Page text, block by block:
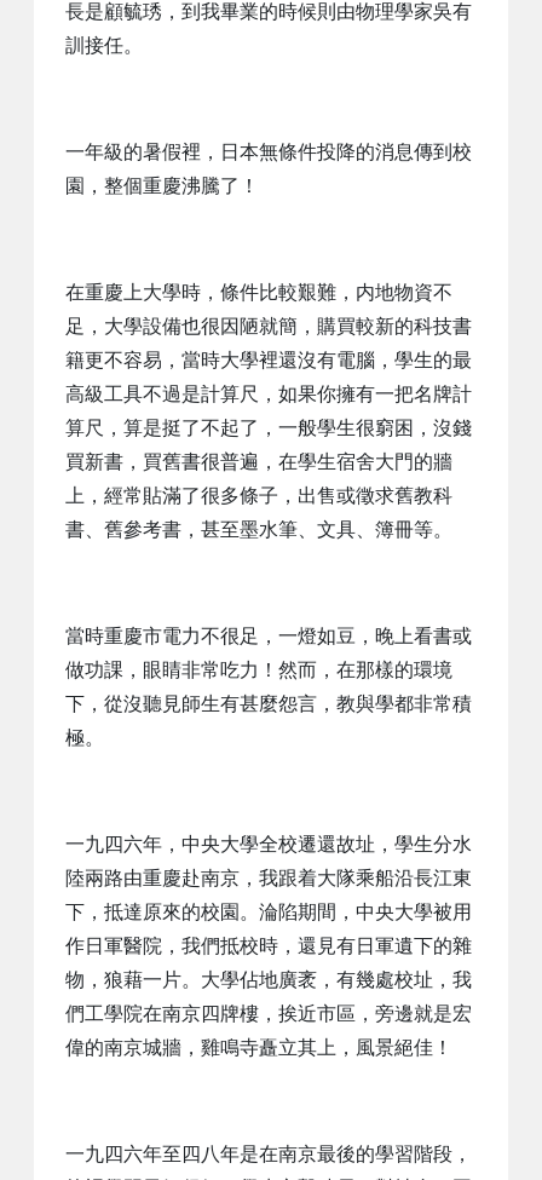
長是顧毓琇，到我畢業的時候則由物理學家吳有
訓接任。
一年級的暑假裡，日本無條件投降的消息傳到校
園，整個重慶沸騰了！
在重慶上大學時，條件比較艱難，内地物資不
足，大學設備也很因陋就簡，購買較新的科技書
籍更不容易，當時大學裡還沒有電腦，學生的最
高級工具不過是計算尺，如果你擁有一把名牌計
算尺，算是挺了不起了，一般學生很窮困，沒錢
買新書，買舊書很普遍，在學生宿舍大門的牆
上，經常貼滿了很多條子，出售或徵求舊教科
書、舊參考書，甚至墨水筆、文具、簿冊等。
當時重慶市電力不很足，一燈如豆，晚上看書或
做功課，眼睛非常吃力！然而，在那樣的環境
下，從沒聽見師生有甚麼怨言，教與學都非常積
極。
一九四六年，中央大學全校遷還故址，學生分水
陸兩路由重慶赴南京，我跟着大隊乘船沿長江東
下，抵達原來的校園。淪陷期間，中央大學被用
作日軍醫院，我們抵校時，還見有日軍遺下的雜
物，狼藉一片。大學佔地廣袤，有幾處校址，我
們工學院在南京四牌樓，挨近市區，旁邊就是宏
偉的南京城牆，雞鳴寺矗立其上，風景絕佳！
一九四六年至四八年是在南京最後的學習階段，